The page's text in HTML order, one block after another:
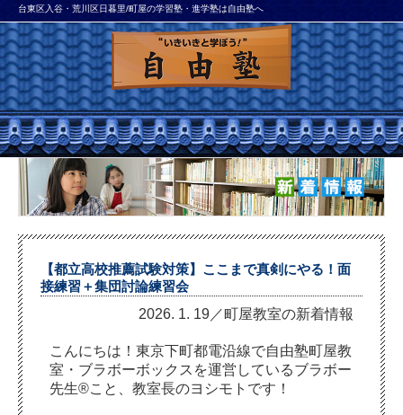
台東区入谷・荒川区日暮里/町屋の学習塾・進学塾は自由塾へ
【都立高校推薦試験対策】ここまで真剣にやる！面
接練習＋集団討論練習会
2026. 1. 19／町屋教室の新着情報
こんにちは！東京下町都電沿線で自由塾町屋教
室・ブラボーボックスを運営しているブラボー
先生®こと、教室長のヨシモトです！